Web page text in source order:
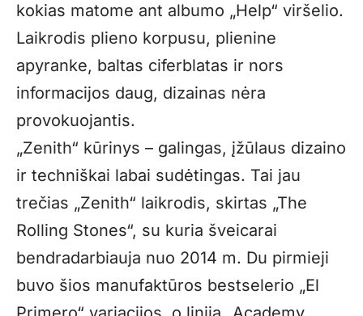
kokias matome ant albumo „Help“ viršelio.
Laikrodis plieno korpusu, plienine
apyranke, baltas ciferblatas ir nors
informacijos daug, dizainas nėra
provokuojantis.
„Zenith“ kūrinys – galingas, įžūlaus dizaino
ir techniškai labai sudėtingas. Tai jau
trečias „Zenith“ laikrodis, skirtas „The
Rolling Stones“, su kuria šveicarai
bendradarbiauja nuo 2014 m. Du pirmieji
buvo šios manufaktūros bestselerio „El